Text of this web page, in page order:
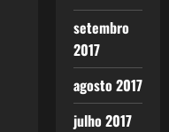
setembro
2017
agosto 2017
julho 2017